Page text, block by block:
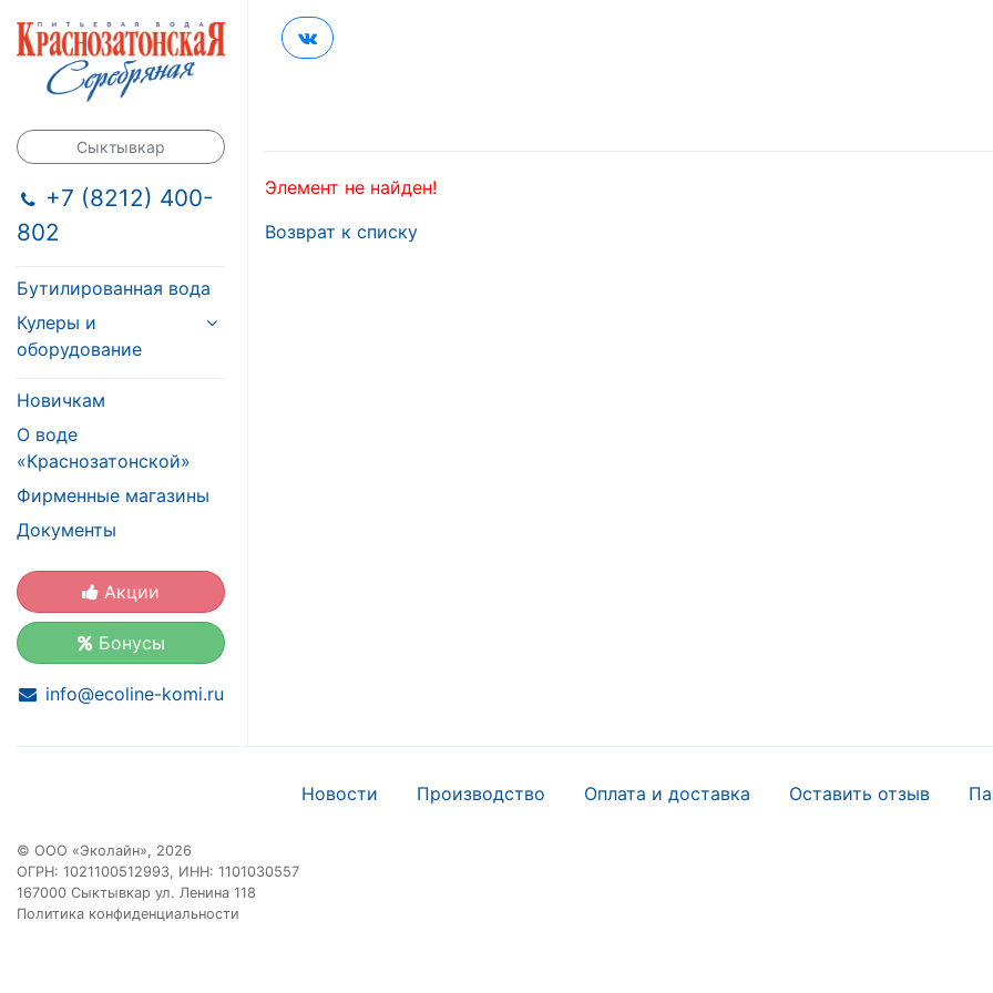
Сыктывкар
+7 (8212) 400-
802
Бутилированная вода
Кулеры и
оборудование
Новичкам
О воде
«Краснозатонской»
Фирменные магазины
Документы
Акции
Бонусы
info@ecoline-komi.ru
Элемент не найден!
Возврат к списку
Новости Производство Оплата и доставка Оставить отзыв
© ООО «Эколайн», 2026
ОГРН: 1021100512993, ИНН: 1101030557
167000 Сыктывкар ул. Ленина 118
Политика конфиденциальности